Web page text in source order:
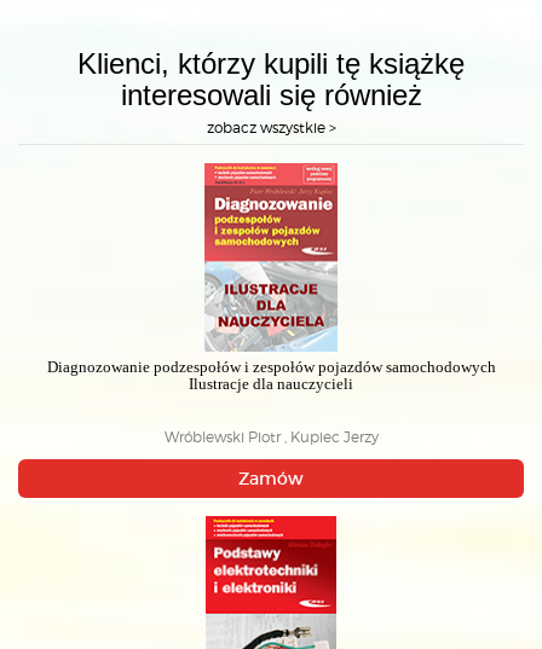
Klienci, którzy kupili tę książkę
interesowali się również
zobacz wszystkie >
Diagnozowanie podzespołów i zespołów pojazdów samochodowych
Ilustracje dla nauczycieli
Wróblewski Piotr , Kupiec Jerzy
Zamów